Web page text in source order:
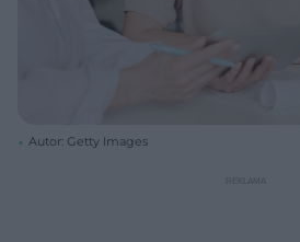
Autor: Getty Images